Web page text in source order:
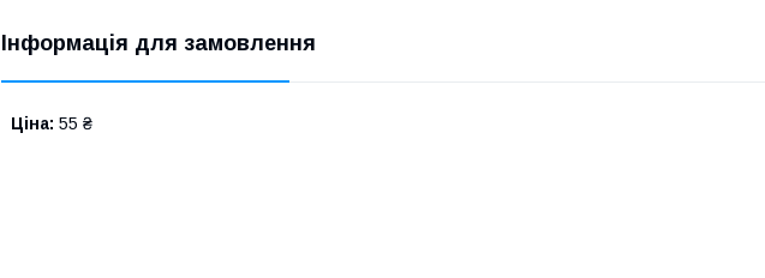
Інформація для замовлення
Ціна: 55 ₴